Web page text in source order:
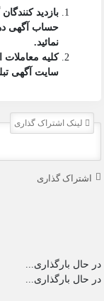
بازدید
حساب آگهی
نمائید.
کلیه
سایت آگهی
لینک اشتراک گذاری
اشتراک گذاری
در حال بارگذاری...
در حال بارگذاری...